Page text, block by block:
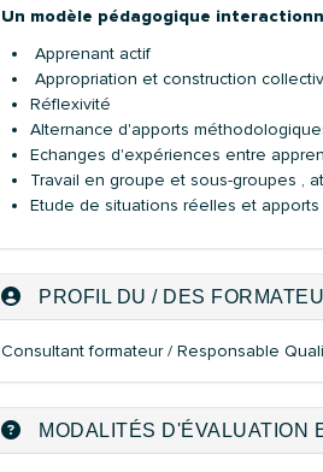
Un modèle pédagogique
Apprenant actif
Appropriation et construction
Réflexivité
Alternance d'apports
Echanges d'expériences entre
Travail en groupe et sous-groupes ,
Etude de situations réelles et
PROFIL DU / DES
Consultant formateur / Responsable
MODALITÉS D'ÉVALUATION